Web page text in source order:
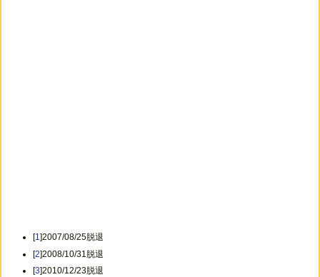
[1]2007/08/25脱退
[2]2008/10/31脱退
[3]2010/12/23脱退